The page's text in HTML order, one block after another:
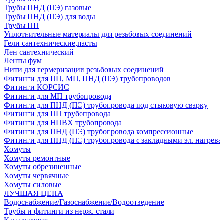
Трубы ПНД (ПЭ) газовые
Трубы ПНД (ПЭ) для воды
Трубы ПП
Уплотнительные материалы для резьбовых соединений
Гели сантехнические,пасты
Лен сантехнический
Ленты фум
Нити для гермеризации резьбовых соединений
Фитинги для ПП, МП, ПНД (ПЭ) трубопроводов
Фитинги КОРСИС
Фитинги для МП трубопровода
Фитинги для ПНД (ПЭ) трубопровода под стыковую сварку
Фитинги для ПП трубопровода
Фитинги для НПВХ трубопровода
Фитинги для ПНД (ПЭ) трубопровода компрессионные
Фитинги для ПНД (ПЭ) трубопровода с закладными эл.
Хомуты
Хомуты ремонтные
Хомуты обрезиненные
Хомуты червячные
Хомуты силовые
ЛУЧШАЯ ЦЕНА
Водоснабжение/Газоснабжение/Водоотведение
Трубы и фитинги из нерж. стали